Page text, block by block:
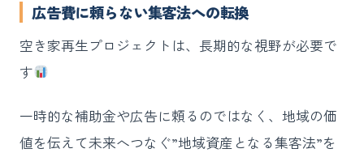
広告費に頼らない集客法への転換
空き家再生プロジェクトは、長期的な視野が必要で
す
一時的な補助金や広告に頼るのではなく、地域の価
値を伝えて未来へつなぐ”地域資産となる集客法”を